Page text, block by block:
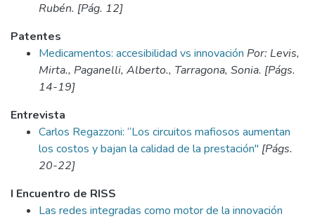
Rubén. [Pág. 12]
Patentes
Medicamentos: accesibilidad vs innovación Por: Levis,
Mirta., Paganelli, Alberto., Tarragona, Sonia. [Págs.
14-19]
Entrevista
Carlos Regazzoni: “Los circuitos mafiosos aumentan
los costos y bajan la calidad de la prestación" [Págs.
20-22]
I Encuentro de RISS
Las redes integradas como motor de la innovación